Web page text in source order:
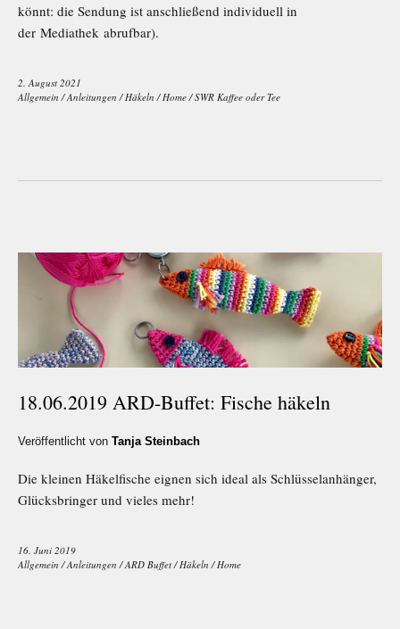
könnt: die Sendung ist anschließend individuell in
der Mediathek abrufbar).
2. August 2021
Allgemein /Anleitungen / Häkeln / Home /SWR Kaffee oder Tee
18.06.2019 ARD-Buffet: Fische häkeln
Veröffentlicht von Tanja Steinbach
Die kleinen Häkelfische eignen sich ideal als Schlüsselanhänger,
Glücksbringer und vieles mehr!
16. Juni 2019
Allgemein /Anleitungen /ARD Buffet/Häkeln /Home